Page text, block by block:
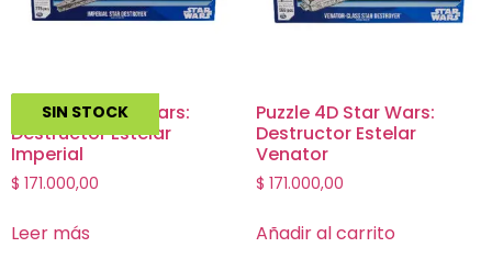
SIN STOCK
Puzzle 4D Star Wars:
Destructor Estelar
Imperial
$ 171.000,00
Leer más
Puzzle 4D Star Wars:
Destructor Estelar
Venator
$ 171.000,00
Añadir al carrito